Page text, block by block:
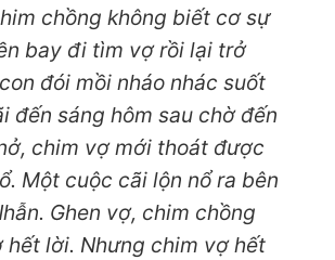
chồng không biết cơ sự
bay đi tìm vợ rồi lại trở
đói mồi nháo nhác suốt
đến sáng hôm sau chờ đến
chim vợ mới thoát được
Một cuộc cãi lộn nổ ra bên
Ghen vợ, chim chồng
hết lời. Nhưng chim vợ hết